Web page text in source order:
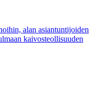
alan asiantuntijoiden
kaivosteollisuuden